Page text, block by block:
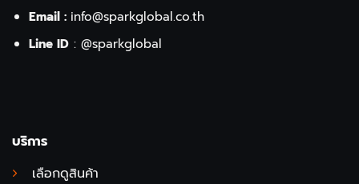
Email : info@sparkglobal.co.th
Line ID: @sparkglobal
บริการ
เลือกดูสินค้า